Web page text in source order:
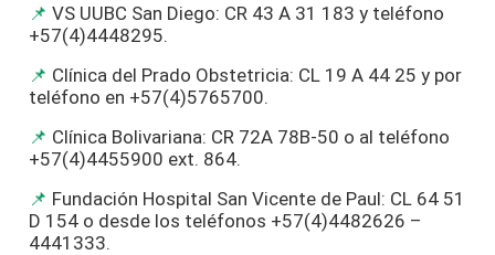
VS UUBC San Diego: CR 43 A 31 183 y teléfono
+57(4)4448295.
Clínica del Prado Obstetricia: CL 19 A 44 25 y por
teléfono en +57(4)5765700.
Clínica Bolivariana: CR 72A 78B-50 o al teléfono
+57(4)4455900 ext. 864.
Fundación Hospital San Vicente de Paul: CL 64 51
D 154 o desde los teléfonos +57(4)4482626 –
4441333.